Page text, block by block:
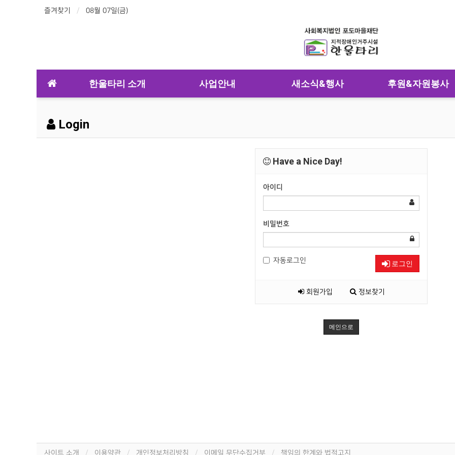
즐겨찾기 08월 07일(금)
한울타리 소개 사업안내 새소식&행사 후원&자원봉사
Login
Have a Nice Day!
아이디
비밀번호
자동로그인 로그인
회원가입 정보찾기
메인으로
사이트 소개 이용약관 개인정보처리방침 이메일 무단수집거부 책임의 한계와 법적고지